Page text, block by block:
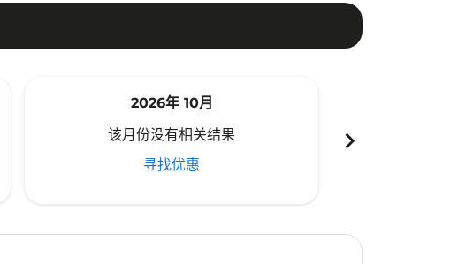
2026年 10月
该月份没有相关结果
寻找优惠
chevron_right